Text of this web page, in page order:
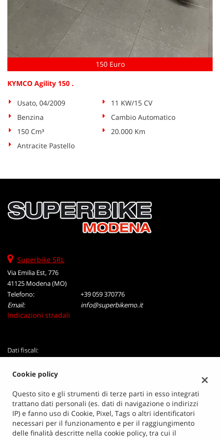
150 Euro
KYMCO Agility 150 .
Usato, 04/2009
11 KW/15 CV
Benzina
Cambio Automatico
150 Cm³
20.000 Km
Antracite Pastello
Superbike SRL
Via Emilia Est, 776
41125 Modena (MO)
Telefono:
+39 059 370776
Email:
info@superbikemo.it
Indicazioni stradali
Dati fiscali:
Via Emilia Est, 776, Modena (MO)
Registro delle imprese:MO
N°01363320365
REA: MO-211365
Capitale sociale: €110.000,00 i.v.
Cookie policy
Questo sito e gli strumenti di terze parti in esso integrati
trattano dati personali (es. dati di navigazione o indirizzi
IP) e fanno uso di Cookie, Pixel, Tags o altri identificatori
necessari per il funzionamento e per il raggiungimento
delle finalità descritte nella cookie policy, tra cui il
Cookie necessari
Cookie delle preferenze
Cookie analitici
Cookie di marketing
policy